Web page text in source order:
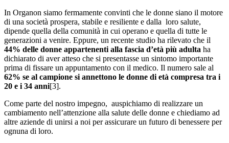
In Organon siamo fermamente convinti che le donne siano il motore
di una società prospera, stabile e resiliente e dalla loro salute,
dipende quella della comunità in cui operano e quella di tutte le
generazioni a venire. Eppure, un recente studio ha rilevato che il
44% delle donne appartenenti alla fascia d’età più adulta ha
dichiarato di aver atteso che si presentasse un sintomo importante
prima di fissare un appuntamento con il medico. Il numero sale al
62% se al campione si annettono le donne di età compresa tra i
20 e i 34 anni[3].
Come parte del nostro impegno, auspichiamo di realizzare un
cambiamento nell’attenzione alla salute delle donne e chiediamo ad
altre aziende di unirsi a noi per assicurare un futuro di benessere per
ognuna di loro.